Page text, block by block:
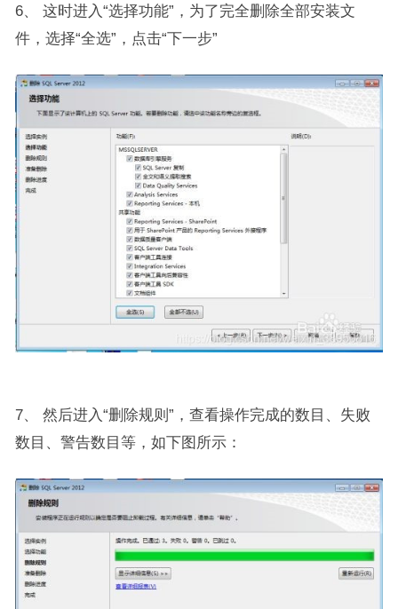
6、 这时进入“选择功能”，为了完全删除全部安装文
件，选择“全选”，点击“下一步”
7、 然后进入“删除规则”，查看操作完成的数目、失败
数目、警告数目等，如下图所示：